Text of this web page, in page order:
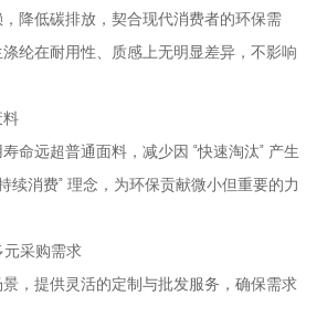
降低碳排放，契合现代消费者的环保需
纶在耐用性、质感上无明显差异，不影响
命远超普通面料，减少因 “快速淘汰” 产生
续消费” 理念，为环保贡献微小但重要的力
采购需求
，提供灵活的定制与批发服务，确保需求